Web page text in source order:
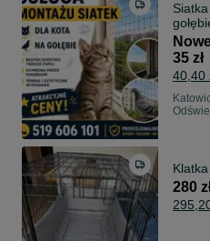
35 zł
40,40
280